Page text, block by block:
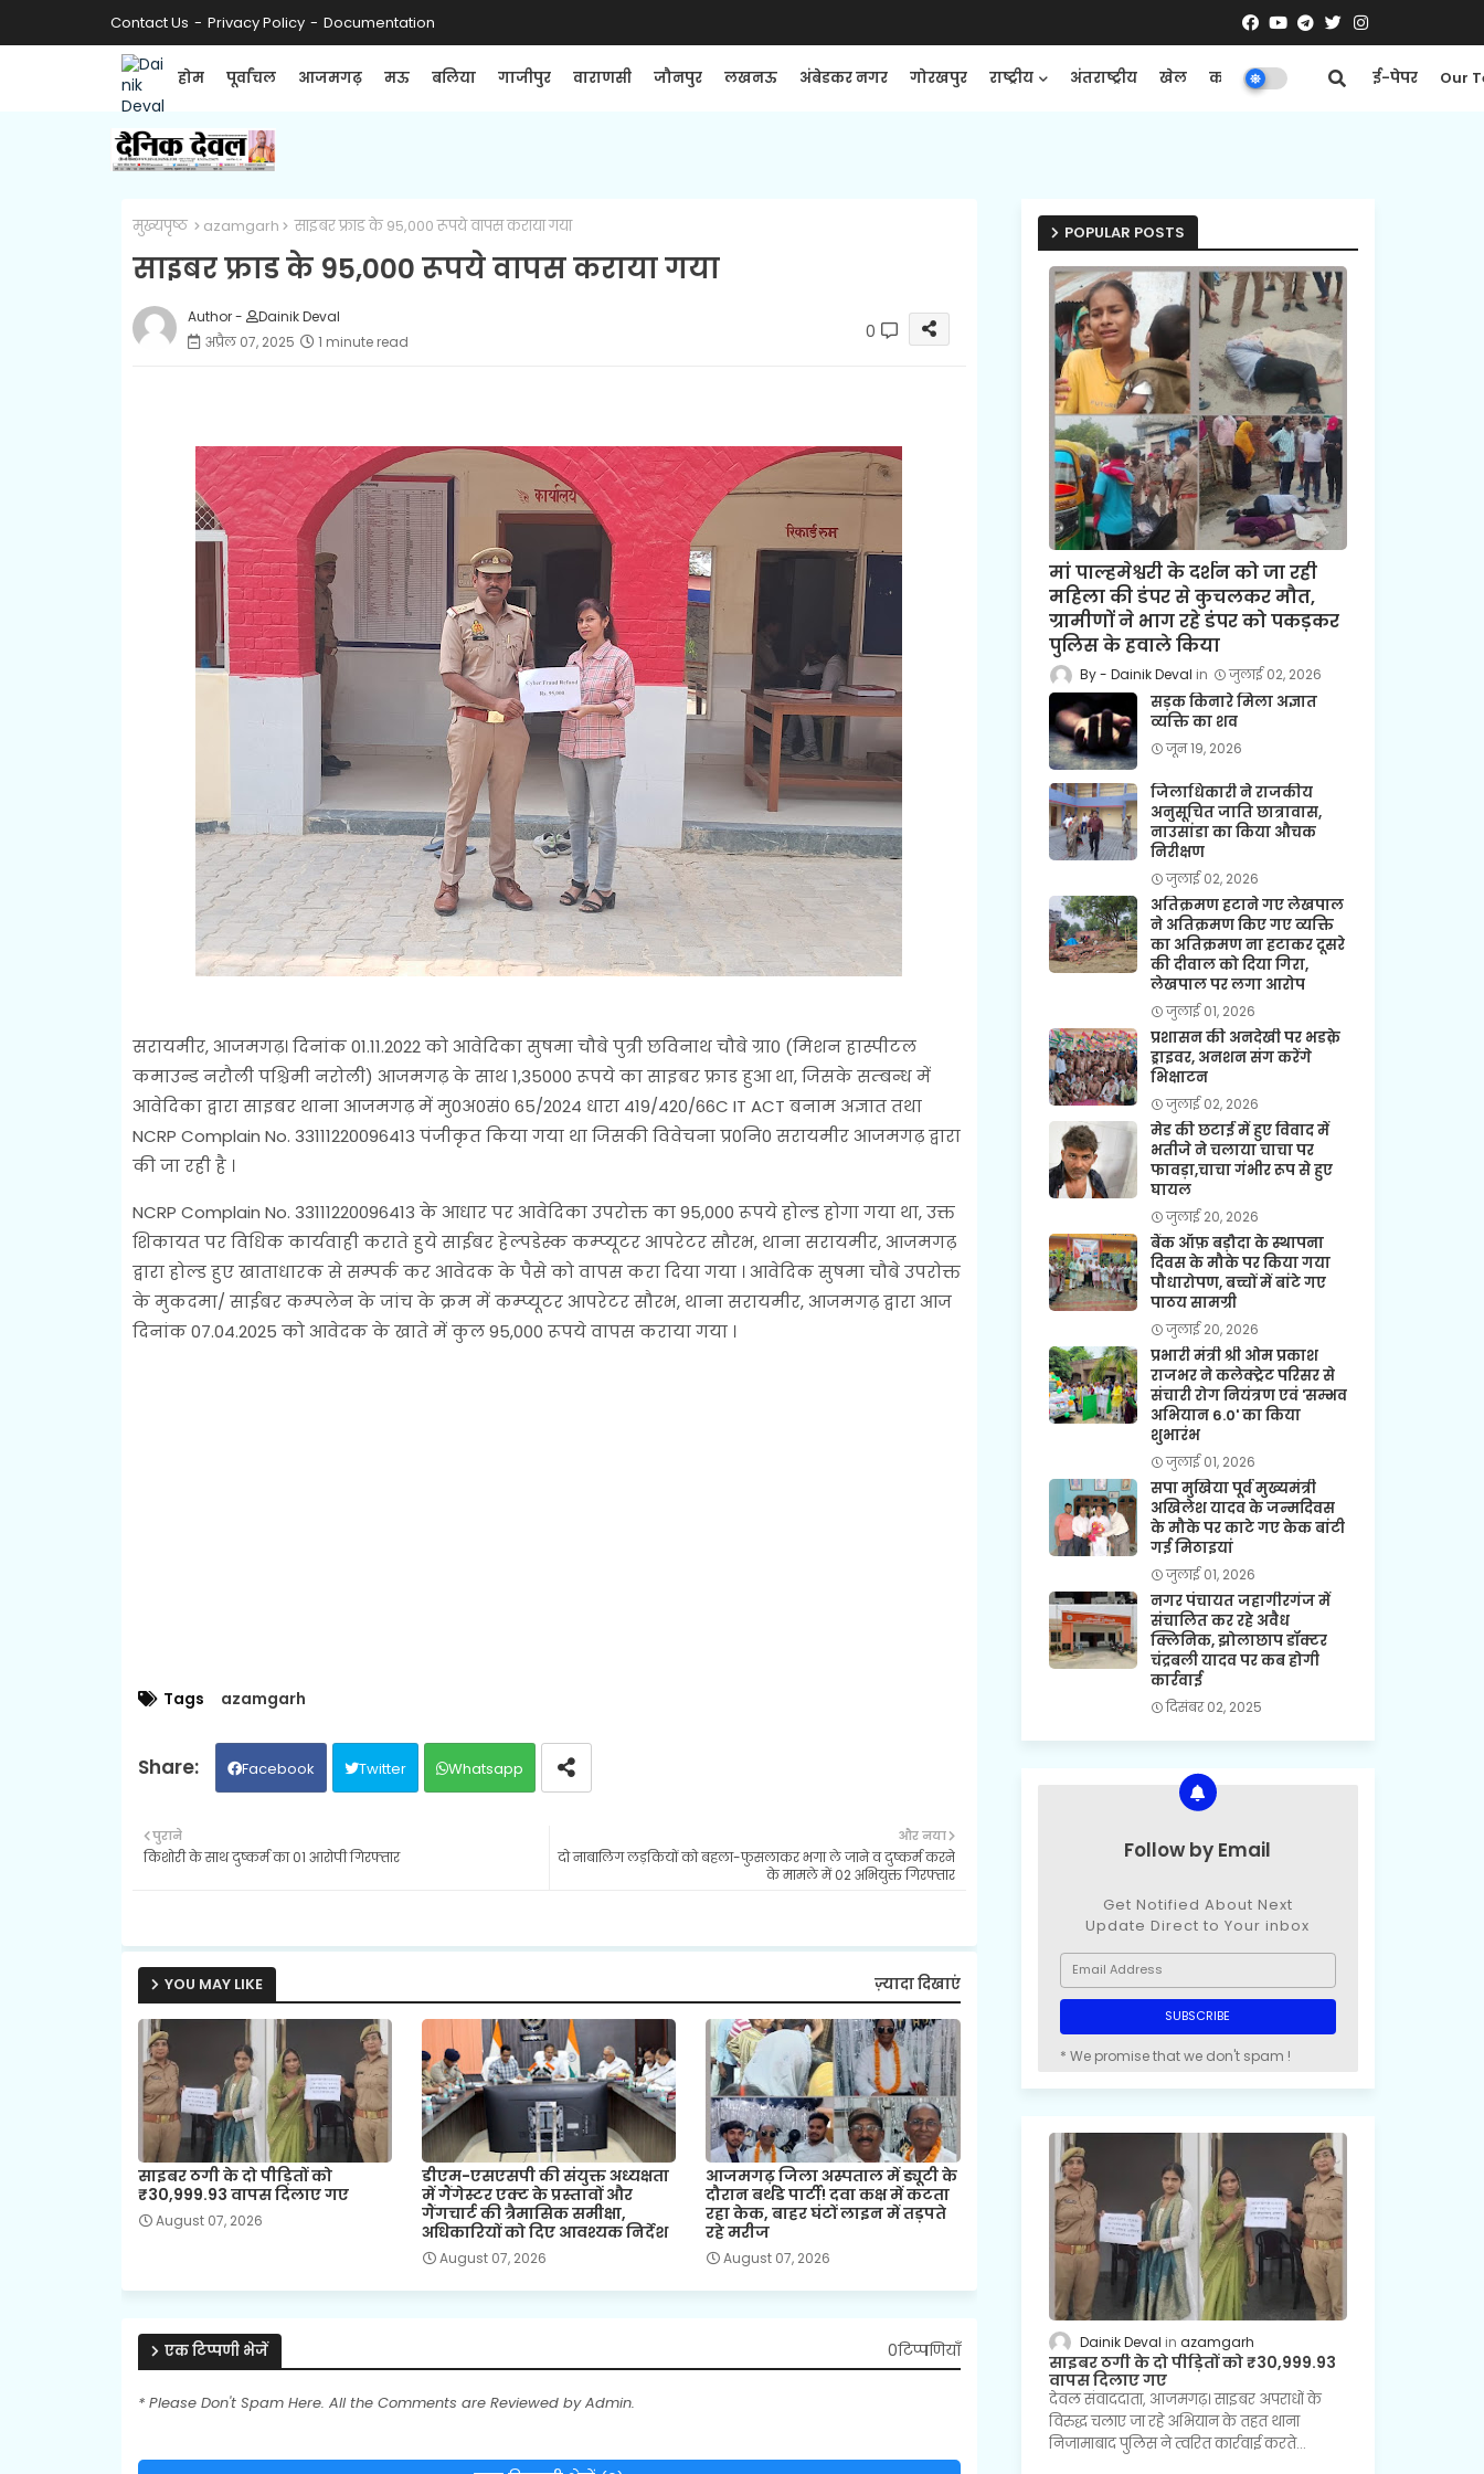
Contact Us Privacy Policy Documentation
होम पूर्वांचल आजमगढ़ मऊ बलिया गाजीपुर वाराणसी जौनपुर लखनऊ अंबेडकर नगर गोरखपुर राष्ट्रीय अंतराष्ट्रीय खेल कारोबार मनोरंजन ई-पेपर Our
मुख्यपृष्ठ azamgarh साइबर फ्राड के 95,000 रूपये वापस कराया गया
साइबर फ्राड के 95,000 रूपये वापस कराया गया
Author -
Dainik Deval
अप्रैल 07, 2025
1 minute read 0
सरायमीर, आजमगढ़। दिनांक 01.11.2022 को आवेदिका सुषमा चौबे पुत्री छविनाथ चौबे ग्रा0 (मिशन हास्पीटल
कमाउन्ड नरौली पश्चिमी नरोली) आजमगढ़ के साथ 1,35000 रूपये का साइबर फ्राड हुआ था, जिसके सम्बन्ध में
आवेदिका द्वारा साइबर थाना आजमगढ़ में मु0अ0सं0 65/2024 धारा 419/420/66C IT ACT बनाम अज्ञात तथा
NCRP Complain No. 33111220096413 पंजीकृत किया गया था जिसकी विवेचना प्र0नि0 सरायमीर आजमगढ़ द्वारा
की जा रही है ।
NCRP Complain No. 33111220096413 के आधार पर आवेदिका उपरोक्त का 95,000 रूपये होल्ड होगा गया था, उक्त
शिकायत पर विधिक कार्यवाही कराते हुये साईबर हेल्पडेस्क कम्प्यूटर आपरेटर सौरभ, थाना सरायमीर, आजमगढ़
द्वारा होल्ड हुए खाताधारक से सम्पर्क कर आवेदक के पैसे को वापस करा दिया गया । आवेदिक सुषमा चौबे उपरोक्त
के मुकदमा/ साईबर कम्पलेन के जांच के क्रम में कम्प्यूटर आपरेटर सौरभ, थाना सरायमीर, आजमगढ़ द्वारा आज
दिनांक 07.04.2025 को आवेदक के खाते में कुल 95,000 रूपये वापस कराया गया ।
Tags azamgarh
Facebook Twitter Whatsapp
और नया
दो नाबालिग लड़कियों को बहला-फुसलाकर भगा ले जाने व दुष्कर्म करने
के मामले में 02 अभियुक्त गिरफ्तार
पुराने
किशोरी के साथ दुष्कर्म का 01 आरोपी गिरफ्तार
YOU MAY LIKE ज़्यादा दिखाएं
साइबर ठगी के दो पीड़ितों को
₹30,999.93 वापस दिलाए गए
August 07, 2026
डीएम-एसएसपी की संयुक्त अध्यक्षता
में गैंगेस्टर एक्ट के प्रस्तावों और
गैंगचार्ट की त्रैमासिक समीक्षा,
अधिकारियों को दिए आवश्यक निर्देश
August 07, 2026
आजमगढ़ जिला अस्पताल में ड्यूटी के
दौरान बर्थडे पार्टी! दवा कक्ष में कटता
रहा केक, बाहर घंटों लाइन में तड़पते
रहे मरीज
August 07, 2026
एक टिप्पणी भेजें 0टिप्पणियाँ
* Please Don't Spam Here. All the Comments are Reviewed by Admin.
POPULAR POSTS
मां पाल्हमेश्वरी के दर्शन को जा रही
महिला की डंपर से कुचलकर मौत,
ग्रामीणों ने भाग रहे डंपर को पकड़कर
पुलिस के हवाले किया
Dainik Deval जुलाई 02, 2026
सड़क किनारे मिला अज्ञात
व्यक्ति का शव
जून 19, 2026
जिलाधिकारी ने राजकीय
अनुसूचित जाति छात्रावास,
नाउसांडा का किया औचक
निरीक्षण
जुलाई 02, 2026
अतिक्रमण हटाने गए लेखपाल
ने अतिक्रमण किए गए व्यक्ति
का अतिक्रमण ना हटाकर दूसरे
की दीवाल को दिया गिरा,
लेखपाल पर लगा आरोप
जुलाई 01, 2026
प्रशासन की अनदेखी पर भडक़े
ड्राइवर, अनशन संग करेंगे
भिक्षाटन
जुलाई 02, 2026
मेड की छटाई में हुए विवाद में
भतीजे ने चलाया चाचा पर
फावड़ा,चाचा गंभीर रूप से हुए
घायल
जुलाई 20, 2026
बैंक ऑफ़ बड़ौदा के स्थापना
दिवस के मौके पर किया गया
पौधारोपण, बच्चों में बांटे गए
पाठय सामग्री
जुलाई 20, 2026
प्रभारी मंत्री श्री ओम प्रकाश
राजभर ने कलेक्ट्रेट परिसर से
संचारी रोग नियंत्रण एवं 'सम्भव
अभियान 6.0' का किया
शुभारंभ
जुलाई 01, 2026
सपा मुखिया पूर्व मुख्यमंत्री
अखिलेश यादव के जन्मदिवस
के मौके पर काटे गए केक बांटी
गई मिठाइयां
जुलाई 01, 2026
नगर पंचायत जहागीरगंज में
संचालित कर रहे अवैध
क्लिनिक, झोलाछाप डॉक्टर
चंद्रबली यादव पर कब होगी
कार्रवाई
दिसंबर 02, 2025
Follow by Email
Get Notified About Next
Update Direct to Your inbox
* We promise that we don't spam !
Dainik Deval azamgarh
साइबर ठगी के दो पीड़ितों को ₹30,999.93
वापस दिलाए गए
देवल संवाददाता, आजमगढ़। साइबर अपराधों के
विरुद्ध चलाए जा रहे अभियान के तहत थाना
निजामाबाद पुलिस ने त्वरित कार्रवाई करते…